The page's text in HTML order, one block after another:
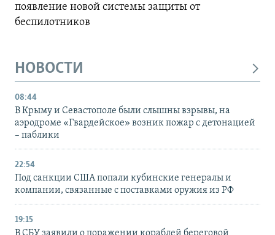
появление новой системы защиты от
беспилотников
НОВОСТИ
08:44
В Крыму и Севастополе были слышны взрывы, на
аэродроме «Гвардейское» возник пожар с детонацией
– паблики
22:54
Под санкции США попали кубинские генералы и
компании, связанные с поставками оружия из РФ
19:15